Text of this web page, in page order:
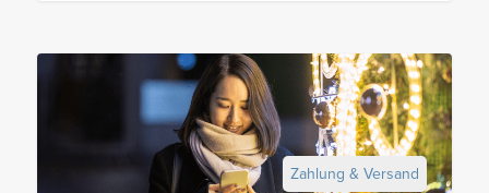
Zahlung & Versand